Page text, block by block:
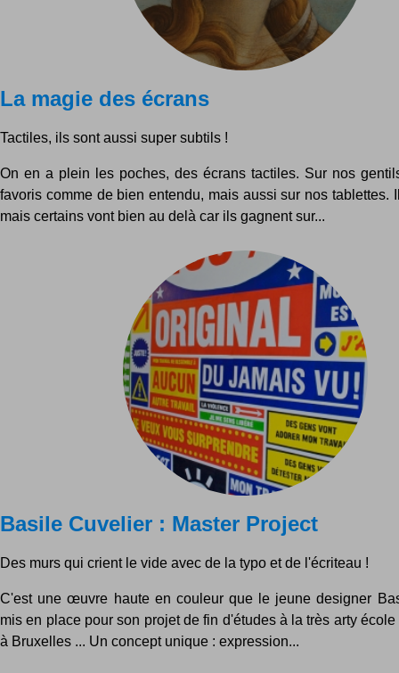
La magie des écrans
Tactiles, ils sont aussi super subtils !
On en a plein les poches, des écrans tactiles. Sur nos
favoris comme de bien entendu, mais aussi sur nos tablettes.
mais certains vont bien au delà car ils gagnent sur...
Basile Cuvelier : Master Project
Des murs qui crient le vide avec de la typo et de l'écriteau !
C'est une œuvre haute en couleur que le jeune designer
mis en place pour son projet de fin d'études à la très arty
à Bruxelles ... Un concept unique : expression...